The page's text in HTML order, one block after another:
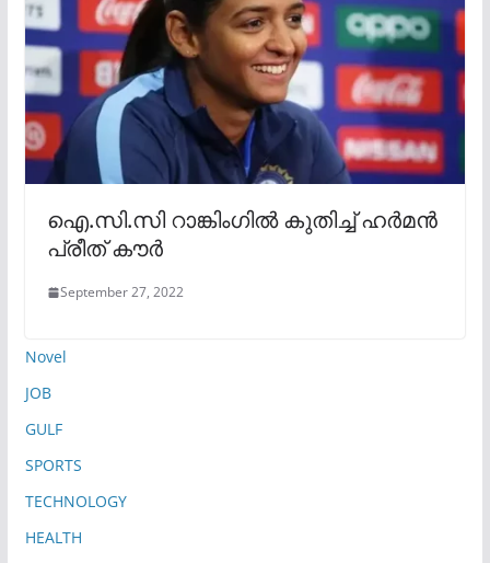
ഐ.സി.സി റാങ്കിംഗിൽ കുതിച്ച് ഹര്‍മന്‍
പ്രീത് കൗര്‍
September 27, 2022
Novel
JOB
GULF
SPORTS
TECHNOLOGY
HEALTH